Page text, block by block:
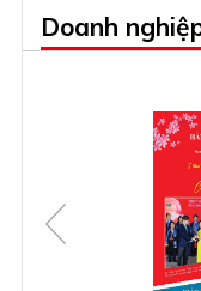
Doanh